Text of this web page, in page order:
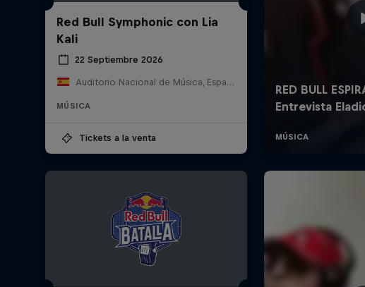
Red Bull Symphonic con Lia
Kali
22 Septiembre 2026
Auditorio Nacional de Música, España
MÚSICA
Tickets a la venta